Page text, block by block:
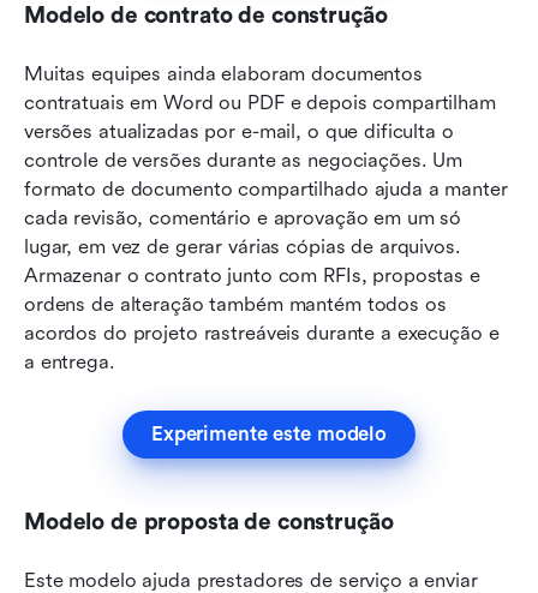
Modelo de contrato de construção
Muitas equipes ainda elaboram documentos
contratuais em Word ou PDF e depois compartilham
versões atualizadas por e-mail, o que dificulta o
controle de versões durante as negociações. Um
formato de documento compartilhado ajuda a manter
cada revisão, comentário e aprovação em um só
lugar, em vez de gerar várias cópias de arquivos.
Armazenar o contrato junto com RFIs, propostas e
ordens de alteração também mantém todos os
acordos do projeto rastreáveis durante a execução e
a entrega.
Experimente este modelo
Modelo de proposta de construção
Este modelo ajuda prestadores de serviço a enviar